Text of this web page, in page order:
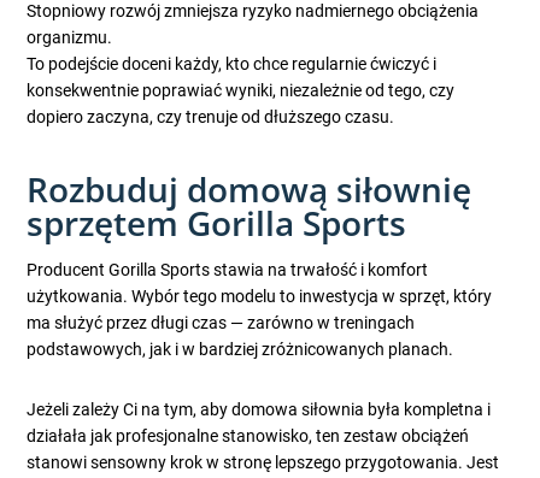
Stopniowy rozwój zmniejsza ryzyko nadmiernego obciążenia
organizmu.
To podejście doceni każdy, kto chce regularnie ćwiczyć i
konsekwentnie poprawiać wyniki, niezależnie od tego, czy
dopiero zaczyna, czy trenuje od dłuższego czasu.
Rozbuduj domową siłownię
sprzętem Gorilla Sports
Producent Gorilla Sports stawia na trwałość i komfort
użytkowania. Wybór tego modelu to inwestycja w sprzęt, który
ma służyć przez długi czas — zarówno w treningach
podstawowych, jak i w bardziej zróżnicowanych planach.
Jeżeli zależy Ci na tym, aby domowa siłownia była kompletna i
działała jak profesjonalne stanowisko, ten zestaw obciążeń
stanowi sensowny krok w stronę lepszego przygotowania. Jest